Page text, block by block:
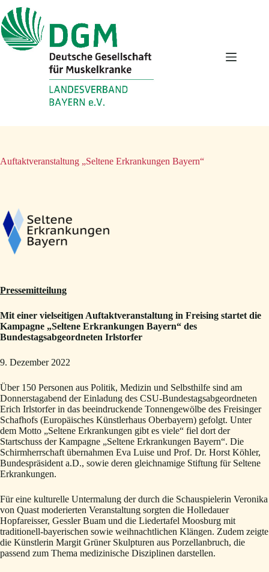
Inhalt
springen
Auftaktveranstaltung „Seltene Erkrankungen Bayern“
Pressemitteilung
Mit einer vielseitigen Auftaktveranstaltung in Freising startet die
Kampagne „Seltene Erkrankungen Bayern“ des
Bundestagsabgeordneten Irlstorfer
9. Dezember 2022
Über 150 Personen aus Politik, Medizin und Selbsthilfe sind am
Donnerstagabend der Einladung des CSU-Bundestagsabgeordneten
Erich Irlstorfer in das beeindruckende Tonnengewölbe des Freisinger
Schafhofs (Europäisches Künstlerhaus Oberbayern) gefolgt. Unter
dem Motto „Seltene Erkrankungen gibt es viele“ fiel dort der
Startschuss der Kampagne „Seltene Erkrankungen Bayern“. Die
Schirmherrschaft übernahmen Eva Luise und Prof. Dr. Horst Köhler,
Bundespräsident a.D., sowie deren gleichnamige Stiftung für Seltene
Erkrankungen.
Für eine kulturelle Untermalung der durch die Schauspielerin Veronika
von Quast moderierten Veranstaltung sorgten die Holledauer
Hopfareisser, Gessler Buam und die Liedertafel Moosburg mit
traditionell-bayerischen sowie weihnachtlichen Klängen. Zudem zeigte
die Künstlerin Margit Grüner Skulpturen aus Porzellanbruch, die
passend zum Thema medizinische Disziplinen darstellen.